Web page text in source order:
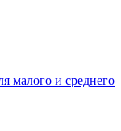
малого и среднего